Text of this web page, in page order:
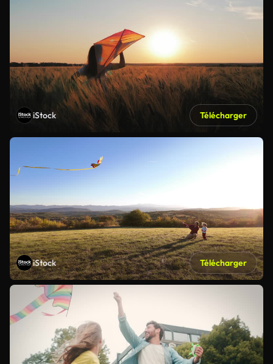
iStock Télécharger
iStock Télécharger